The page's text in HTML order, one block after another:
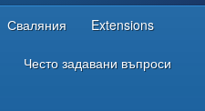
Сваляния Extensions
Често задавани въпроси